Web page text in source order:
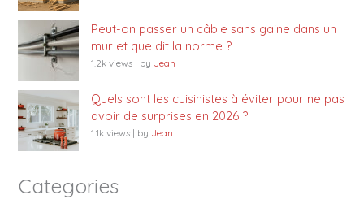
Peut-on passer un câble sans gaine dans un
mur et que dit la norme ?
1.2k views | by Jean
Quels sont les cuisinistes à éviter pour ne pas
avoir de surprises en 2026 ?
1.1k views | by Jean
Categories